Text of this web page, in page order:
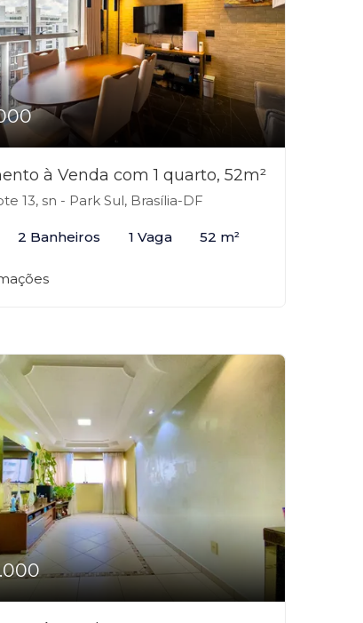
à Venda com 1 quarto, 52m²
13, sn - Park Sul, Brasília-DF
2 Banheiros 1 Vaga 52 m²